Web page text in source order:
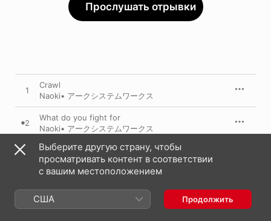
Прослушать отрывки
1
Crawl
Naoki• アークシステムワークス
2
What do you fight for
Naoki• アークシステムワークス
3
Perfection Can't Please Me
AISHA•アークシステムワークス
4
Naoki
アークシステムワークス
Выберите другую страну, чтобы
просматривать контент в соответствии
с вашим местоположением
США Продолжить